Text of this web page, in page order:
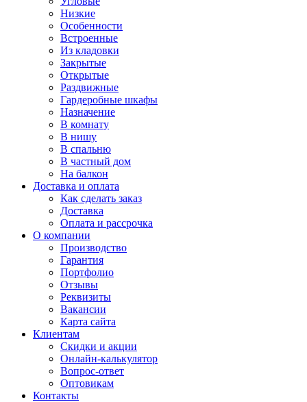
Низкие
Особенности
Встроенные
Из кладовки
Закрытые
Открытые
Раздвижные
Гардеробные шкафы
Назначение
В комнату
В нишу
В спальню
В частный дом
На балкон
Доставка и оплата
Как сделать заказ
Доставка
Оплата и рассрочка
О компании
Производство
Гарантия
Портфолио
Отзывы
Реквизиты
Вакансии
Карта сайта
Клиентам
Скидки и акции
Онлайн-калькулятор
Вопрос-ответ
Оптовикам
Контакты